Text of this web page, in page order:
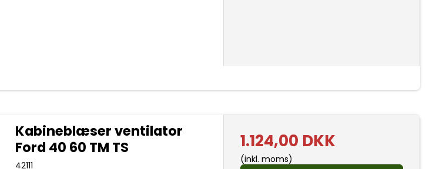
Kabineblæser ventilator
Ford 40 60 TM TS
42111
1.124,00 DKK
(inkl. moms)